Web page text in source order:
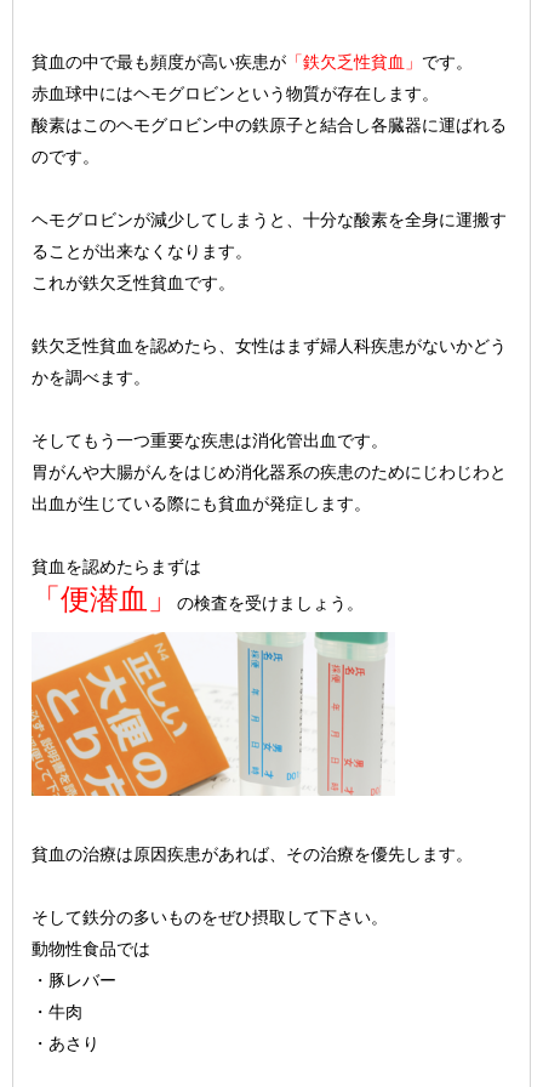
貧血の中で最も頻度が高い疾患が 「鉄欠乏性貧血」 です。
赤血球中にはヘモグロビンという物質が存在します。
酸素はこのヘモグロビン中の鉄原子と結合し各臓器に運ばれる
のです。
ヘモグロビンが減少してしまうと、十分な酸素を全身に運搬す
ることが出来なくなります。
これが鉄欠乏性貧血です。
鉄欠乏性貧血を認めたら、女性はまず婦人科疾患がないかどう
かを調べます。
そしてもう一つ重要な疾患は消化管出血です。
胃がんや大腸がんをはじめ消化器系の疾患のためにじわじわと
出血が生じている際にも貧血が発症します。
貧血を認めたらまずは
「便潜血」 の検査を受けましょう。
貧血の治療は原因疾患があれば、その治療を優先します。
そして鉄分の多いものをぜひ摂取して下さい。
動物性食品では
・豚レバー
・牛肉
・あさり